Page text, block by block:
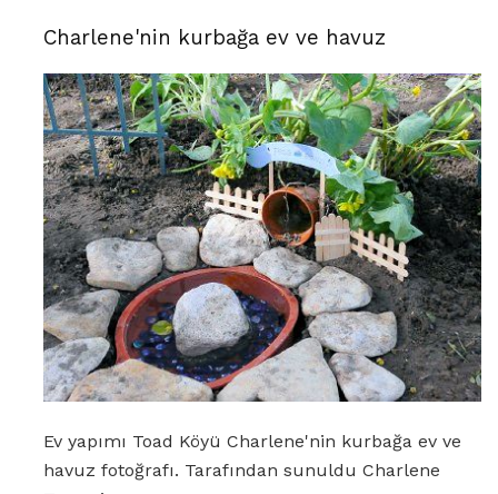
Charlene'nin kurbağa ev ve havuz
Ev yapımı Toad Köyü Charlene'nin kurbağa ev ve
havuz fotoğrafı. Tarafından sunuldu Charlene